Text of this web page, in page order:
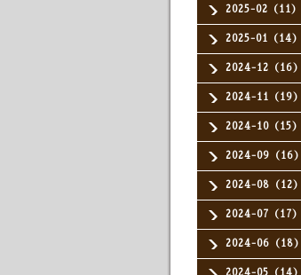
2025-02（11）
2025-01（14）
2024-12（16）
2024-11（19）
2024-10（15）
2024-09（16）
2024-08（12）
2024-07（17）
2024-06（18）
2024-05（14）